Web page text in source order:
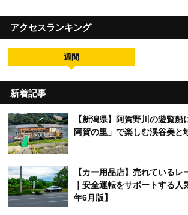
アクセスランキング
週間
新着記事
【新潟県】阿賀野川の遊覧船
阿賀の里」で楽しむ渓谷美と
【カー用品店】売れている
｜安全運転をサポートする
年6月版】